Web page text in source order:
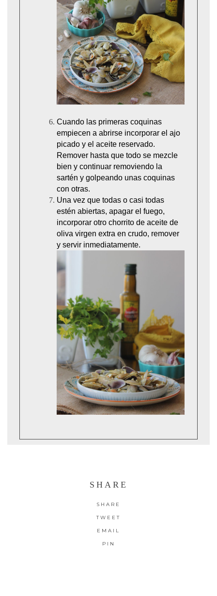
Cuando las primeras coquinas
empiecen a abrirse incorporar el ajo
picado y el aceite reservado.
Remover hasta que todo se mezcle
bien y continuar removiendo la
sartén y golpeando unas coquinas
con otras.
Una vez que todas o casi todas
estén abiertas, apagar el fuego,
incorporar otro chorrito de aceite de
oliva virgen extra en crudo, remover
y servir inmediatamente.
SHARE
SHARE
TWEET
EMAIL
PIN